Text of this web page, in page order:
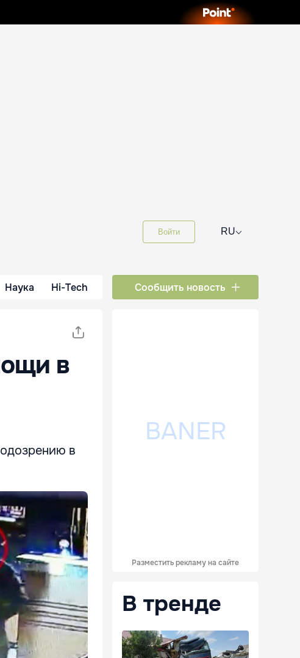
Войти RU⌵
Наука Hi-Tech Сообщить новость
в
в
Разместить рекламу на сайте
В тренде